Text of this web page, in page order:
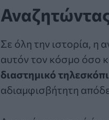
Σε όλη την ιστορία, η
αυτόν τον κόσμο όσο
διαστημικό
αδιαμφισβήτητη